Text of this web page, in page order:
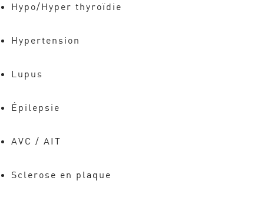
Hypo/Hyper thyroïdie
Hypertension
Lupus
Épilepsie
AVC / AIT
Sclerose en plaque